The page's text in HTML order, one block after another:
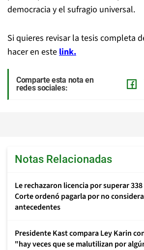
democracia y el sufragio universal.
Si quieres revisar la tesis completa
hacer en estelink.
Comparte esta nota en
redes sociales:
Notas Relacionadas
Le rechazaron licencia por superar
Corte ordenó pagarla por no
antecedentes
Presidente Kast compara Ley Karin
"hay veces que se malutilizan por